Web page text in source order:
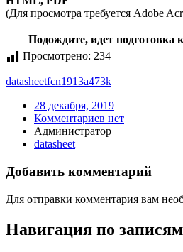
(Для просмотра требуется Adobe
Подождите, идет подготовка
Просмотрено: 234
datasheetfcn1913a473k
28 декабря, 2019
Комментариев нет
Администратор
datasheet
Добавить комментарий
Для отправки комментария вам
Навигация по записям